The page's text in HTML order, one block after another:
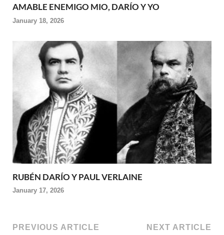
AMABLE ENEMIGO MIO, DARÍO Y YO
January 18, 2026
RUBÉN DARÍO Y PAUL VERLAINE
January 17, 2026
PREVIOUS ARTICLE
NEXT ARTICLE